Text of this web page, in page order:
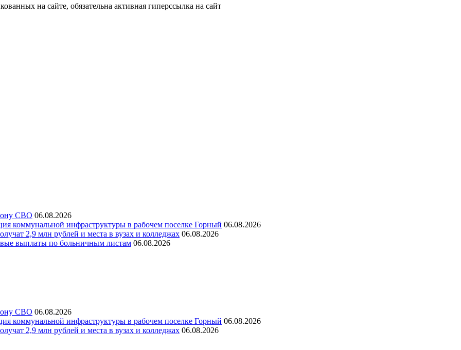
на сайте, обязательна активная гиперссылка на сайт
СВО 06.08.2026
коммунальной инфраструктуры в рабочем поселке Горный 06.08.2026
2,9 млн рублей и места в вузах и колледжах 06.08.2026
выплаты по больничным листам 06.08.2026
СВО 06.08.2026
коммунальной инфраструктуры в рабочем поселке Горный 06.08.2026
2,9 млн рублей и места в вузах и колледжах 06.08.2026